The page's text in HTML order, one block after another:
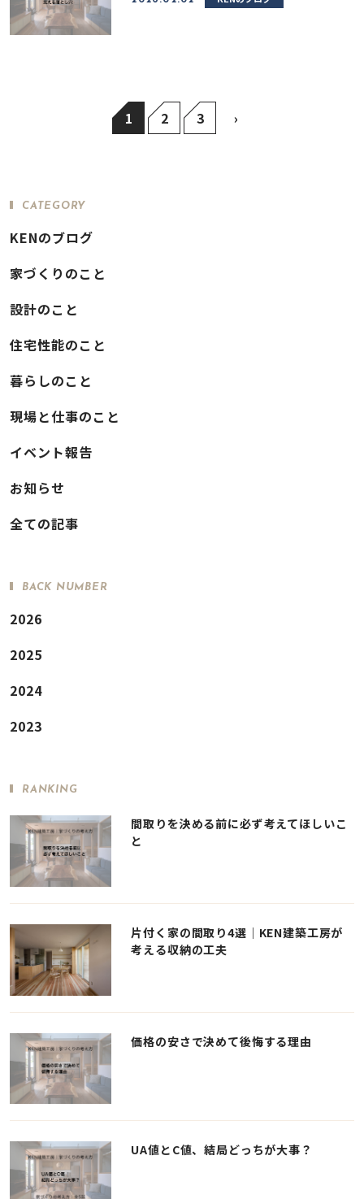
1 2 3 ›
CATEGORY
KENのブログ
家づくりのこと
設計のこと
住宅性能のこと
暮らしのこと
現場と仕事のこと
イベント報告
お知らせ
全ての記事
BACK NUMBER
2026
2025
2024
2023
RANKING
間取りを決める前に必ず考えてほしいこ
と
片付く家の間取り4選｜KEN建築工房が
考える収納の工夫
価格の安さで決めて後悔する理由
UA値とC値、結局どっちが大事？